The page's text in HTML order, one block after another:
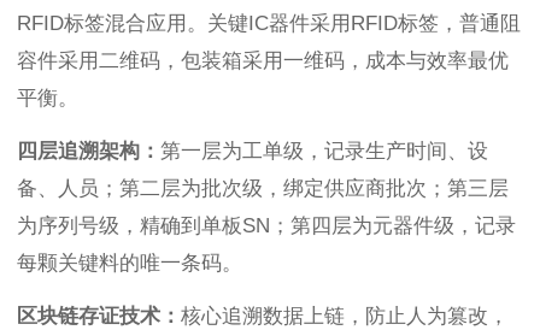
RFID标签混合应用。关键IC器件采用RFID标签，普通阻
容件采用二维码，包装箱采用一维码，成本与效率最优
平衡。
四层追溯架构： 第一层为工单级，记录生产时间、设
备、人员；第二层为批次级，绑定供应商批次；第三层
为序列号级，精确到单板SN；第四层为元器件级，记录
每颗关键料的唯一条码。
区块链存证技术： 核心追溯数据上链，防止人为篡改，